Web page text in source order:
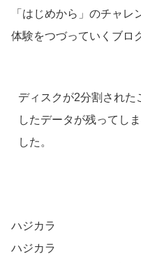
「はじめから」のチャ
体験をつづっていくブロ
ディスクが2分割された
したデータが残ってし
した。
ハジカラ
ハジカラ